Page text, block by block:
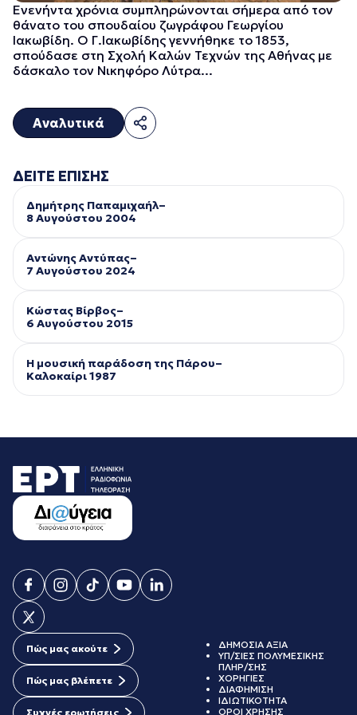
Ενενήντα χρόνια συμπληρώνονται σήμερα από τον
θάνατο του σπουδαίου ζωγράφου Γεωργίου
Ιακωβίδη. Ο Γ.Ιακωβίδης γεννήθηκε το 1853,
σπούδασε στη Σχολή Καλών Τεχνών της Αθήνας με
δάσκαλο τον Νικηφόρο Λύτρα...
Αναλυτικά
ΔΕΙΤΕ ΕΠΙΣΗΣ
Δημήτρης Παπαμιχαήλ–
8 Αυγούστου 2004
Αντώνης Αντύπας–
7 Αυγούστου 2024
Κώστας Βίρβος–
6 Αυγούστου 2015
Η μουσική παράδοση της Πάρου–
Kαλοκαίρι 1987
Πώς μας ακούτε
Πώς μας βλέπετε
Συχνές ερωτήσεις
ΔΗΜΟΣΙΑ ΑΞΙΑ
ΥΠ/ΣΙΕΣ ΠΟΛΥΜΕΣΙΚΗΣ
ΠΛΗΡ/ΣΗΣ
ΧΟΡΗΓΙΕΣ
ΔΙΑΦΗΜΙΣΗ
ΙΔΙΩΤΙΚΟΤΗΤΑ
ΟΡΟΙ ΧΡΗΣΗΣ